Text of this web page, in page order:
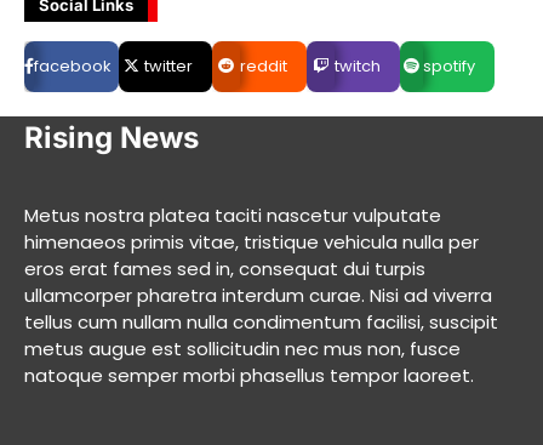
Social Links
facebook twitter reddit twitch spotify
Rising News
Metus nostra platea taciti nascetur vulputate
himenaeos primis vitae, tristique vehicula nulla per
eros erat fames sed in, consequat dui turpis
ullamcorper pharetra interdum curae. Nisi ad viverra
tellus cum nullam nulla condimentum facilisi, suscipit
metus augue est sollicitudin nec mus non, fusce
natoque semper morbi phasellus tempor laoreet.